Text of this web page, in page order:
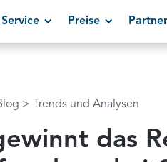
Service Preise Partner
Trends und Analysen
das